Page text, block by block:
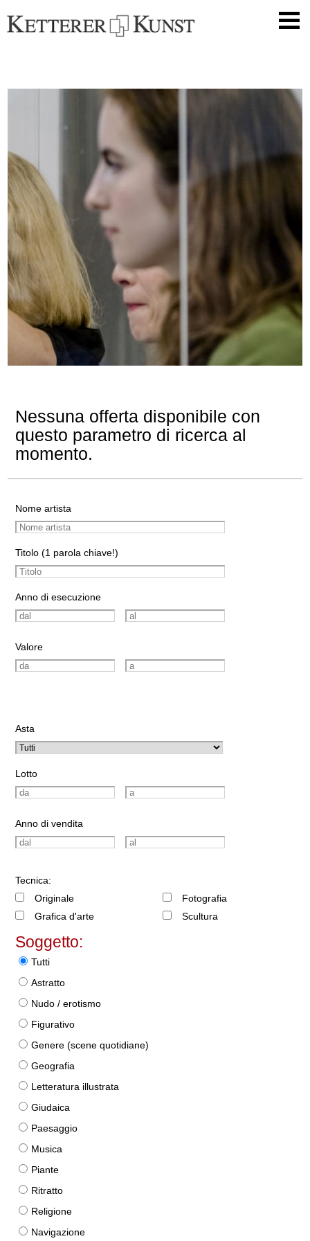
Nessuna offerta disponibile con
questo parametro di ricerca al
momento.
Nome artista
Titolo (1 parola chiave!)
Anno di esecuzione
Valore
Asta
Lotto
Anno di vendita
Tecnica:
Originale
Grafica d'arte
Fotografia
Scultura
Soggetto:
Tutti
Astratto
Nudo / erotismo
Figurativo
Genere (scene quotidiane)
Geografia
Letteratura illustrata
Giudaica
Paesaggio
Musica
Piante
Ritratto
Religione
Navigazione